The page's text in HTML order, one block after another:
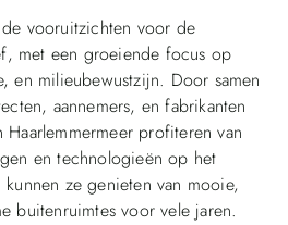
vooruitzichten voor de
met een groeiende focus op
en milieubewustzijn. Door samen
aannemers, en fabrikanten
profiteren van
en technologieën op het
ze genieten van mooie,
buitenruimtes voor vele jaren.